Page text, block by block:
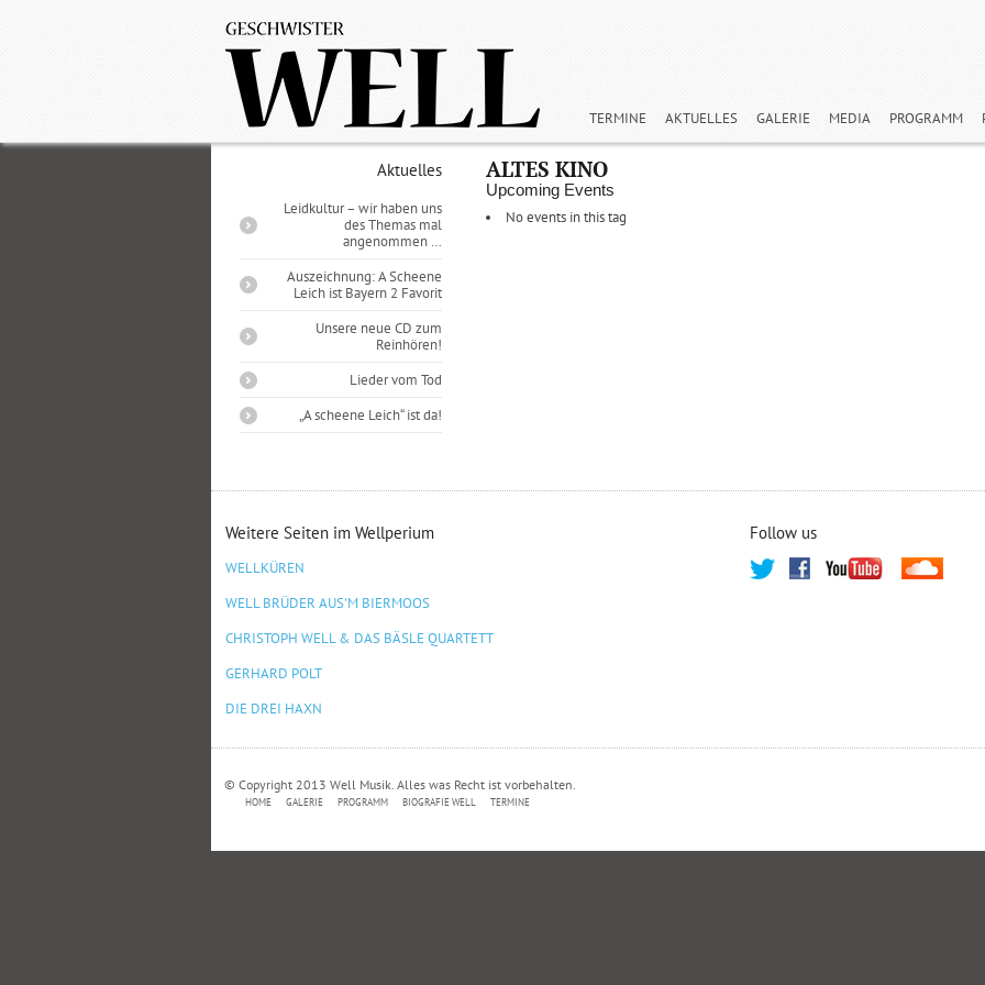
TERMINE AKTUELLES GALERIE MEDIA PROGRAMM
ALTES KINO
Upcoming Events
No events in this tag
Aktuelles
Leidkultur – wir haben uns
des Themas mal
angenommen …
Auszeichnung: A Scheene
Leich ist Bayern 2 Favorit
Unsere neue CD zum
Reinhören!
Lieder vom Tod
„A scheene Leich“ ist da!
Weitere Seiten im Wellperium
WELLKÜREN
WELL BRÜDER AUS'M BIERMOOS
CHRISTOPH WELL & DAS BÄSLE QUARTETT
GERHARD POLT
DIE DREI HAXN
Follow us
© Copyright 2013 Well Musik. Alles was Recht ist vorbehalten.
HOME GALERIE PROGRAMM BIOGRAFIE WELL TERMINE